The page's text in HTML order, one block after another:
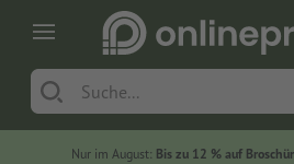
Nur im August: Bis zu 12 % auf